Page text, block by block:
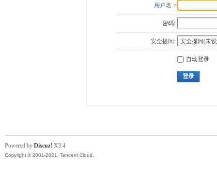
用户名
密码:
安全提问:
自动登录
登录
Powered by Discuz! X3.4
Copyright © 2001-2021, Tencent Cloud.